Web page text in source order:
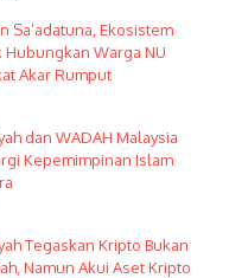
Sa’adatuna, Ekosistem
Warga NU
Akar Rumput
dan WADAH Malaysia
Kepemimpinan Islam
Tegaskan Kripto Bukan
Namun Akui Aset Kripto